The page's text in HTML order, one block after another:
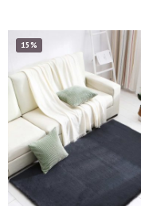
15%
Набор (50*70 см и
60*100 см)